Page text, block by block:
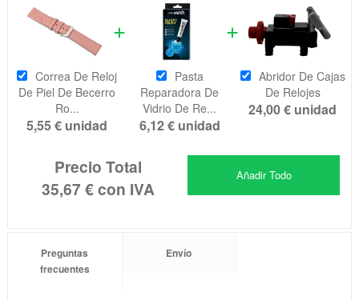
Correa De Reloj
De Piel De Becerro
Ro...
5,55 € unidad
Pasta
Reparadora De
Vidrio De Re...
6,12 € unidad
Abridor De Cajas
De Relojes
24,00 € unidad
Precio Total
35,67 €con IVA
Añadir Todo
Preguntas
frecuentes
Envío